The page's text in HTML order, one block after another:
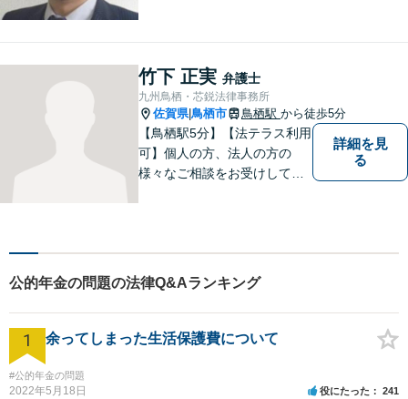
竹下 正実 弁護士
九州鳥栖・芯鋭法律事務所
佐賀県|鳥栖市 鳥栖駅 から徒歩5分
【鳥栖駅5分】【法テラス利用
可】個人の方、法人の方の
様々なご相談をお受けしてお
案いたします。【債務整理・
残業代請求については初回面
談無料】【土日祝・夜間相談
可】
詳細を見
る
公的年金の問題の法律Q&Aランキング
1 余ってしまった生活保護費について
#公的年金の問題
2022年5月18日 役にたった 241